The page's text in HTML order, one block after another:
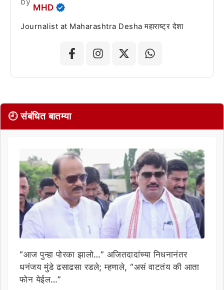
MHD
Journalist at Maharashtra Desha महाराष्ट्र देशा
🕘 संबंधित बातम्या
“आज पुन्हा पोरका झालो…” अजितदादांच्या निधनानंतर
धनंजय मुंडे ढसाढसा रडले; म्हणाले, “असं वाटतंय की आता
फोन येईल…”